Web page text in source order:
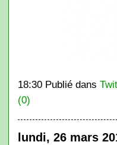
18:30 Publié dans
(0)
lundi, 26 mars